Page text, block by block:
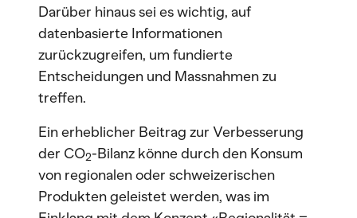
Darüber hinaus sei es wichtig, auf
datenbasierte Informationen
zurückzugreifen, um fundierte
Entscheidungen und Massnahmen zu
treffen.
Ein erheblicher Beitrag zur Verbesserung
der CO2-Bilanz könne durch den Konsum
von regionalen oder schweizerischen
Produkten geleistet werden, was im